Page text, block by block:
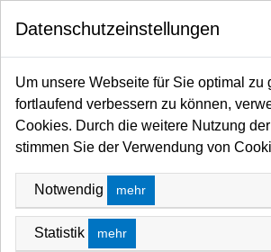
Startseite
Lichtmessgeräte
LICHTMESSGERÄTE
FILTERN NACH
Datenschutzeinstellungen
Um unsere Webseite für Sie optimal zu
fortlaufend verbessern zu können,
Cookies. Durch die weitere Nutzung
stimmen Sie der Verwendung von
Notwendig mehr
Statistik mehr